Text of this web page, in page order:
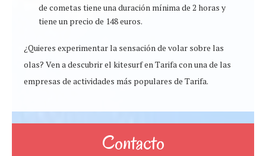
de cometas tiene una duración mínima de 2 horas y
tiene un precio de 148 euros.
¿Quieres experimentar la sensación de volar sobre las
olas? Ven a descubrir el kitesurf en Tarifa con una de las
empresas de actividades más populares de Tarifa.
Contacto